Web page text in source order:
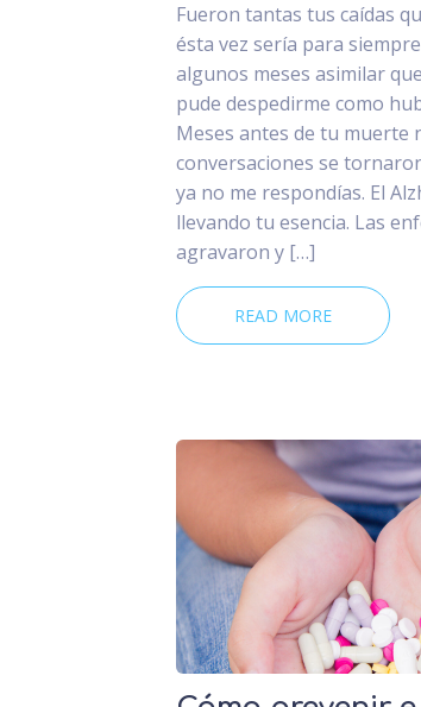
Fueron tantas tus caídas
ésta vez sería para
algunos meses asimilar
pude despedirme como
Meses antes de tu muerte
conversaciones se
ya no me respondías. El
llevando tu esencia. Las
agravaron y […]
READ MORE